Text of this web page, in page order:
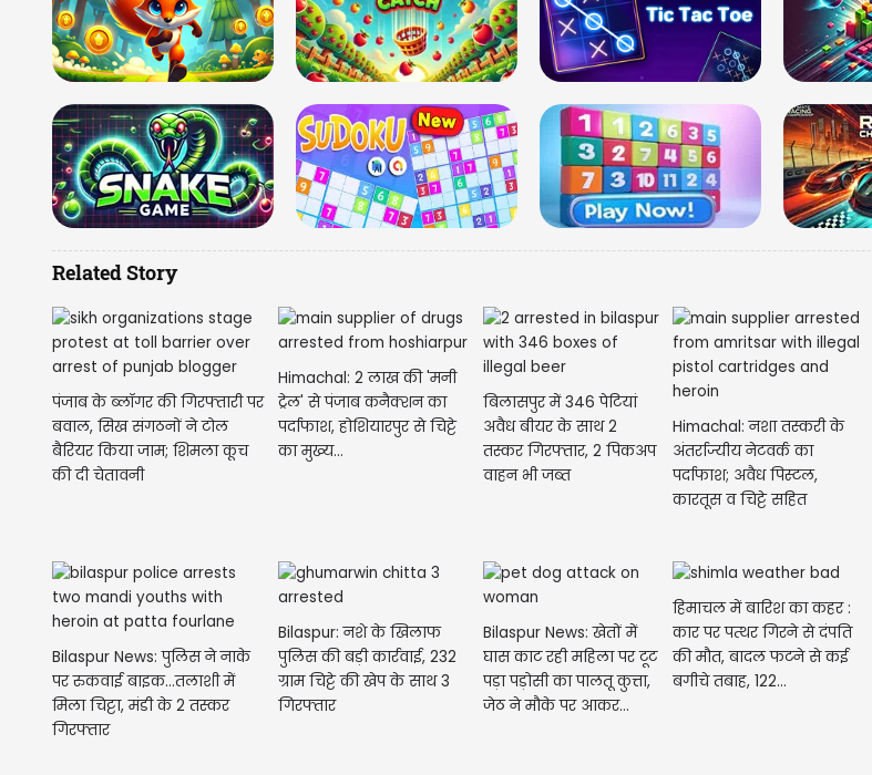
Related Story
पंजाब के ब्लॉगर की गिरफ्तारी पर
बवाल, सिख संगठनों ने टोल
बैरियर किया जाम; शिमला कूच
की दी चेतावनी
Himachal: 2 लाख की 'मनी
ट्रेल' से पंजाब कनैक्शन का
पर्दाफाश, होशियारपुर से चिट्टे
का मुख्य...
बिलासपुर में 346 पेटियां
अवैध बीयर के साथ 2
तस्कर गिरफ्तार, 2 पिकअप
वाहन भी जब्त
Himachal: नशा तस्करी के
अंतर्राज्यीय नेटवर्क का
पर्दाफाश; अवैध पिस्टल,
कारतूस व चिट्टे सहित
‌Bilaspur News: पुलिस ने नाके
पर रुकवाई बाइक...तलाशी में
मिला चिट्टा, मंडी के 2 तस्कर
गिरफ्तार
Bilaspur: नशे के ​खिलाफ
पुलिस की बड़ी कार्रवाई, 232
ग्राम चिट्टे की खेप के साथ 3
गिरफ्तार
Bilaspur News: खेतों में
घास काट रही महिला पर टूट
पड़ा पड़ोसी का पालतू कुत्ता,
जेठ ने मौके पर आकर...
हिमाचल में बारिश का कहर :
कार पर पत्थर गिरने से दंपति
की मौत, बादल फटने से कई
बगीचे तबाह, 122...